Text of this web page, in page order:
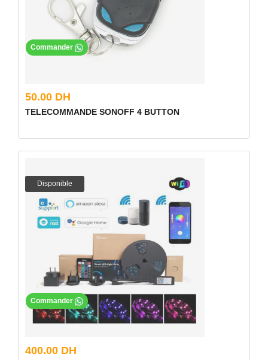
50.00 DH
TELECOMMANDE SONOFF 4 BUTTON
Commander
Disponible
400.00 DH
Commander